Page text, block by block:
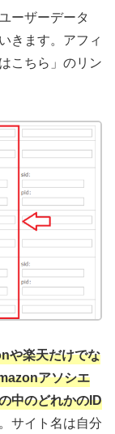
ーザーデータ
きます。アフィ
こちら」のリン
や楽天だけでな
アソシエ
中のどれかのID
。サイト名は自分